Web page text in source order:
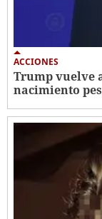
ACCIONES
Trump vuelve
nacimiento